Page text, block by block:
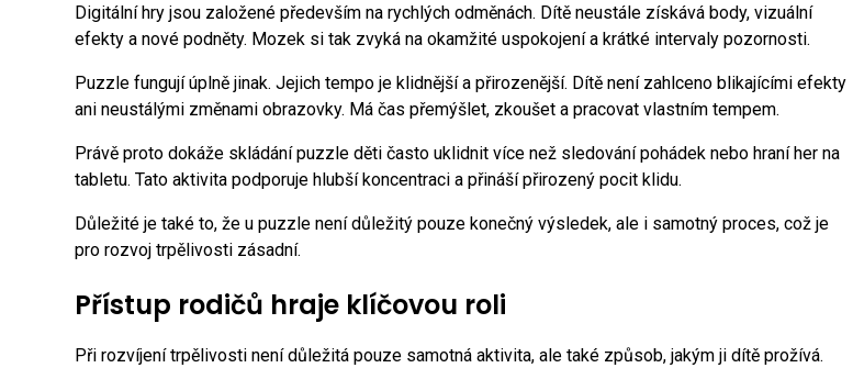
Digitální hry jsou založené především na rychlých odměnách. Dítě neustále získává body, vizuální
efekty a nové podněty. Mozek si tak zvyká na okamžité uspokojení a krátké intervaly pozornosti.
Puzzle fungují úplně jinak. Jejich tempo je klidnější a přirozenější. Dítě není zahlceno blikajícími efekty
ani neustálými změnami obrazovky. Má čas přemýšlet, zkoušet a pracovat vlastním tempem.
Právě proto dokáže skládání puzzle děti často uklidnit více než sledování pohádek nebo hraní her na
tabletu. Tato aktivita podporuje hlubší koncentraci a přináší přirozený pocit klidu.
Důležité je také to, že u puzzle není důležitý pouze konečný výsledek, ale i samotný proces, což je
pro rozvoj trpělivosti zásadní.
Přístup rodičů hraje klíčovou roli
Při rozvíjení trpělivosti není důležitá pouze samotná aktivita, ale také způsob, jakým ji dítě prožívá.